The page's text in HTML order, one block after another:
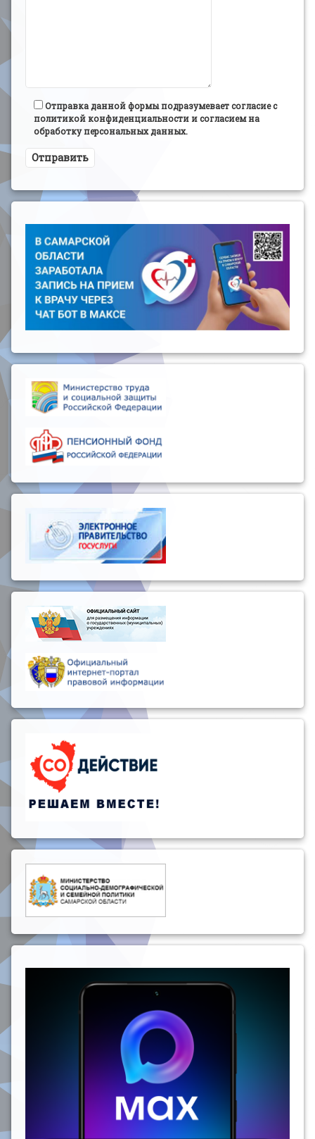
Отправка данной формы подразумевает согласие с
политикой конфиденциальности и согласием на
обработку персональных данных.